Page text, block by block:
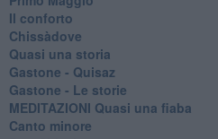
Il conforto
Chissàdove
Quasi una storia
Gastone - Quisaz
Gastone - Le storie
MEDITAZIONI Quasi una fiaba
Canto minore